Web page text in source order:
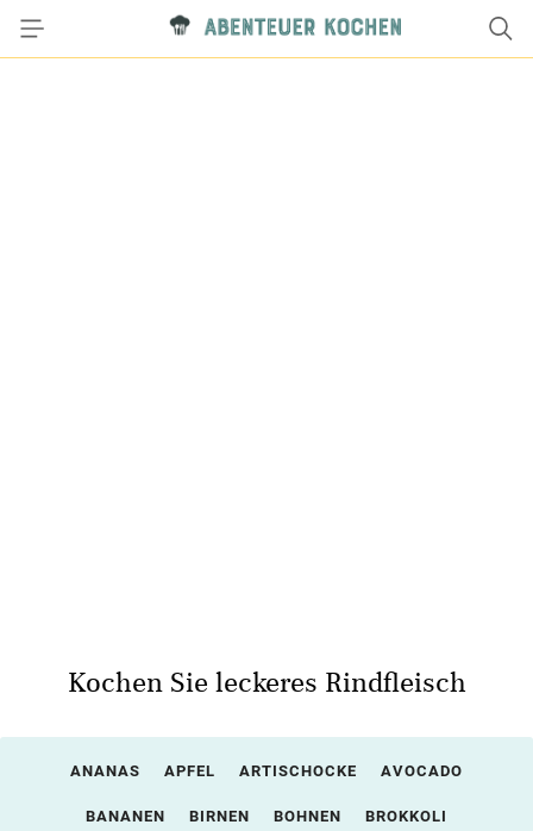
Kochen Sie leckeres Rindfleisch
ANANAS APFEL ARTISCHOCKE AVOCADO
BANANEN BIRNEN BOHNEN BROKKOLI